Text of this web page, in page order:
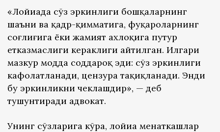
«Лойиҳада сўз эркинлиги бошқаларнинг
шаъни ва қадр-қимматига, фуқароларнинг
соғлиғига ёки жамият ахлоқига путур
етказмаслиги кераклиги айтилган. Илгари
мазкур модда соддароқ эди: сўз эркинлиги
кафолатланади, цензура тақиқланади. Энди
бу эркинликни чеклашдир», — деб
тушунтиради адвокат.
Унинг сўзларига кўра, лойиҳа меҳнаткашлар